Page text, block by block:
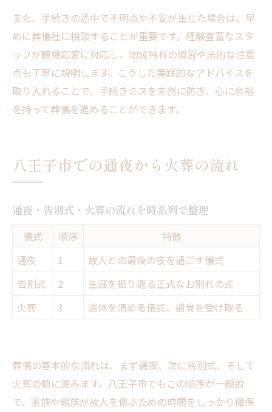
また、手続きの途中で不明点や不安が生じた場合は、早
めに葬儀社に相談することが重要です。経験豊富なスタ
ッフが臨機応変に対応し、地域特有の慣習や法的な注意
点も丁寧に説明します。こうした実践的なアドバイスを
取り入れることで、手続きミスを未然に防ぎ、心に余裕
を持って葬儀を進めることができます。
八王子市での通夜から火葬の流れ
通夜・告別式・火葬の流れを時系列で整理
儀式 順序
特徴
通夜
1
故人との最後の夜を過ごす儀式
告別式
2
生涯を振り返る正式なお別れの式
火葬
3 遺体を清める儀式、遺骨を受け取る
葬儀の基本的な流れは、まず通夜、次に告別式、そして
火葬の順に進みます。八王子市でもこの順序が一般的
で、家族や親族が故人を偲ぶための時間をしっかり確保